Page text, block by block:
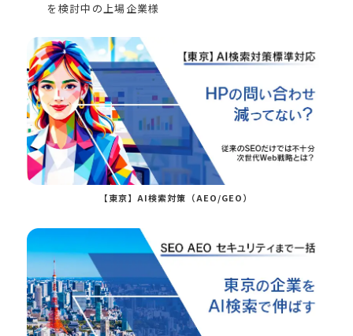
を検討中の上場企業様
【東京】AI検索対策（AEO/GEO）